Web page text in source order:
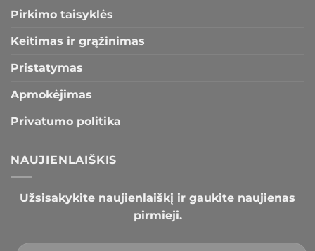
Pirkimo taisyklės
Keitimas ir grąžinimas
Pristatymas
Apmokėjimas
Privatumo politika
NAUJIENLAIŠKIS
Užsisakykite naujienlaiškį ir gaukite naujienas
pirmieji.